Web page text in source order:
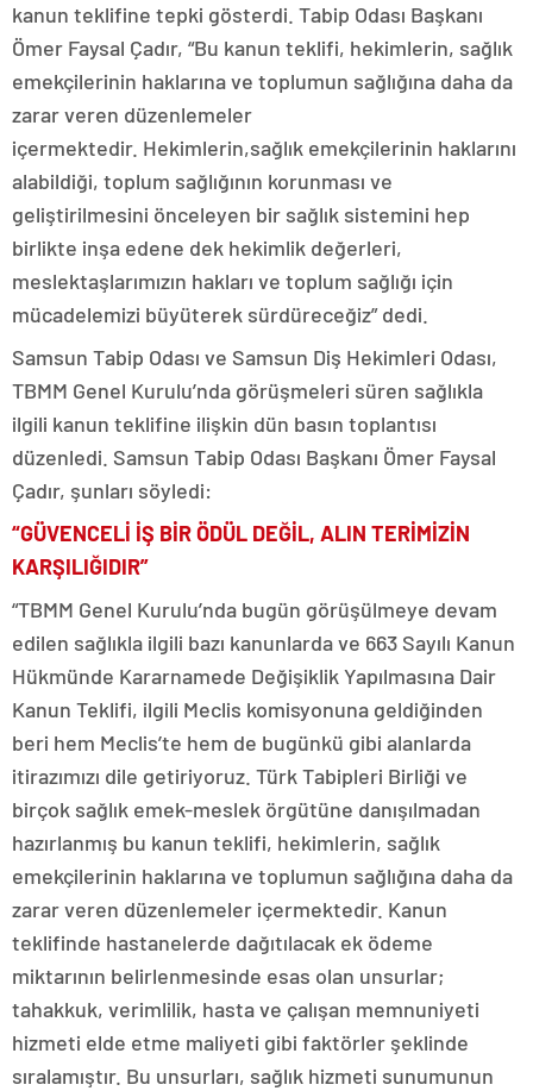
kanun teklifine tepki gösterdi. Tabip Odası Başkanı
Ömer Faysal Çadır, “Bu kanun teklifi, hekimlerin, sağlık
emekçilerinin haklarına ve toplumun sağlığına daha da
zarar veren düzenlemeler
içermektedir. Hekimlerin,sağlık emekçilerinin haklarını
alabildiği, toplum sağlığının korunması ve
geliştirilmesini önceleyen bir sağlık sistemini hep
birlikte inşa edene dek hekimlik değerleri,
meslektaşlarımızın hakları ve toplum sağlığı için
mücadelemizi büyüterek sürdüreceğiz” dedi.
Samsun Tabip Odası ve Samsun Diş Hekimleri Odası,
TBMM Genel Kurulu’nda görüşmeleri süren sağlıkla
ilgili kanun teklifine ilişkin dün basın toplantısı
düzenledi. Samsun Tabip Odası Başkanı Ömer Faysal
Çadır, şunları söyledi:
“GÜVENCELİ İŞ BİR ÖDÜL DEĞİL, ALIN TERİMİZİN
KARŞILIĞIDIR”
“TBMM Genel Kurulu’nda bugün görüşülmeye devam
edilen sağlıkla ilgili bazı kanunlarda ve 663 Sayılı Kanun
Hükmünde Kararnamede Değişiklik Yapılmasına Dair
Kanun Teklifi, ilgili Meclis komisyonuna geldiğinden
beri hem Meclis’te hem de bugünkü gibi alanlarda
itirazımızı dile getiriyoruz. Türk Tabipleri Birliği ve
birçok sağlık emek-meslek örgütüne danışılmadan
hazırlanmış bu kanun teklifi, hekimlerin, sağlık
emekçilerinin haklarına ve toplumun sağlığına daha da
zarar veren düzenlemeler içermektedir. Kanun
teklifinde hastanelerde dağıtılacak ek ödeme
miktarının belirlenmesinde esas olan unsurlar;
tahakkuk, verimlilik, hasta ve çalışan memnuniyeti
hizmeti elde etme maliyeti gibi faktörler şeklinde
sıralamıştır. Bu unsurları, sağlık hizmeti sunumunun